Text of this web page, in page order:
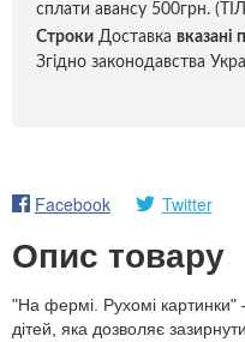
сплати авансу 500грн.
Строки Доставка вказані
Згідно законодавства
Facebook Twitter
Опис товару
"На фермі. Рухомі картинки"
дітей, яка дозволяє